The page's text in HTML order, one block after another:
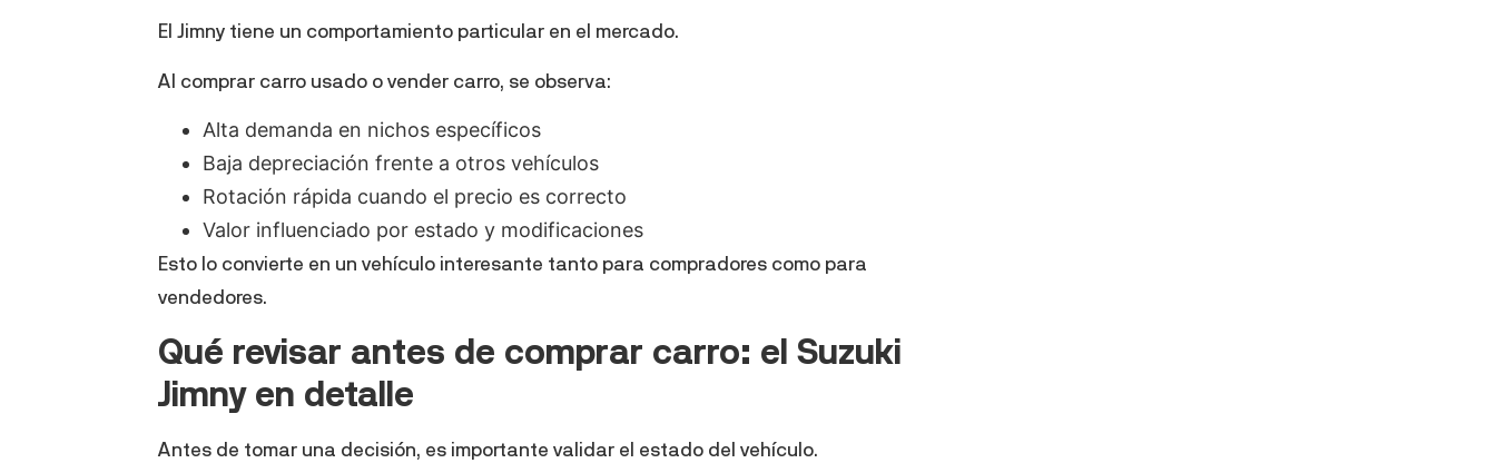
El Jimny tiene un comportamiento particular en el mercado.
Al comprar carro usado o vender carro, se observa:
Alta demanda en nichos específicos
Baja depreciación frente a otros vehículos
Rotación rápida cuando el precio es correcto
Valor influenciado por estado y modificaciones
Esto lo convierte en un vehículo interesante tanto para compradores como para
vendedores.
Qué revisar antes de comprar carro: el Suzuki
Jimny en detalle
Antes de tomar una decisión, es importante validar el estado del vehículo.